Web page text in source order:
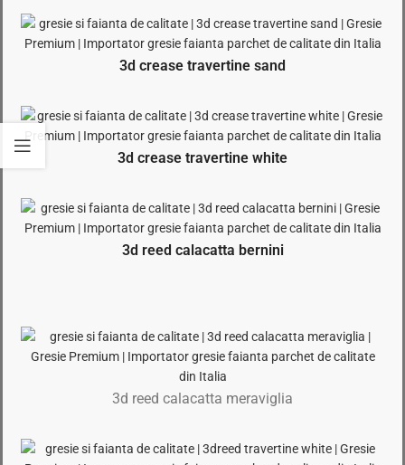
3d crease travertine sand
3d crease travertine white
3d reed calacatta bernini
3d reed calacatta meraviglia